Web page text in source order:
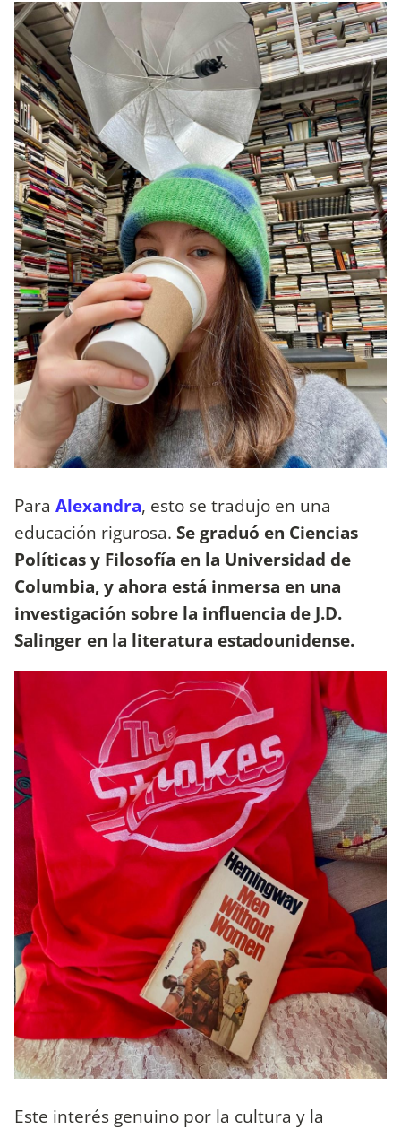
Para Alexandra, esto se tradujo en una
educación rigurosa. Se graduó en Ciencias
Políticas y Filosofía en la Universidad de
Columbia, y ahora está inmersa en una
investigación sobre la influencia de J.D.
Salinger en la literatura estadounidense.
Este interés genuino por la cultura y la